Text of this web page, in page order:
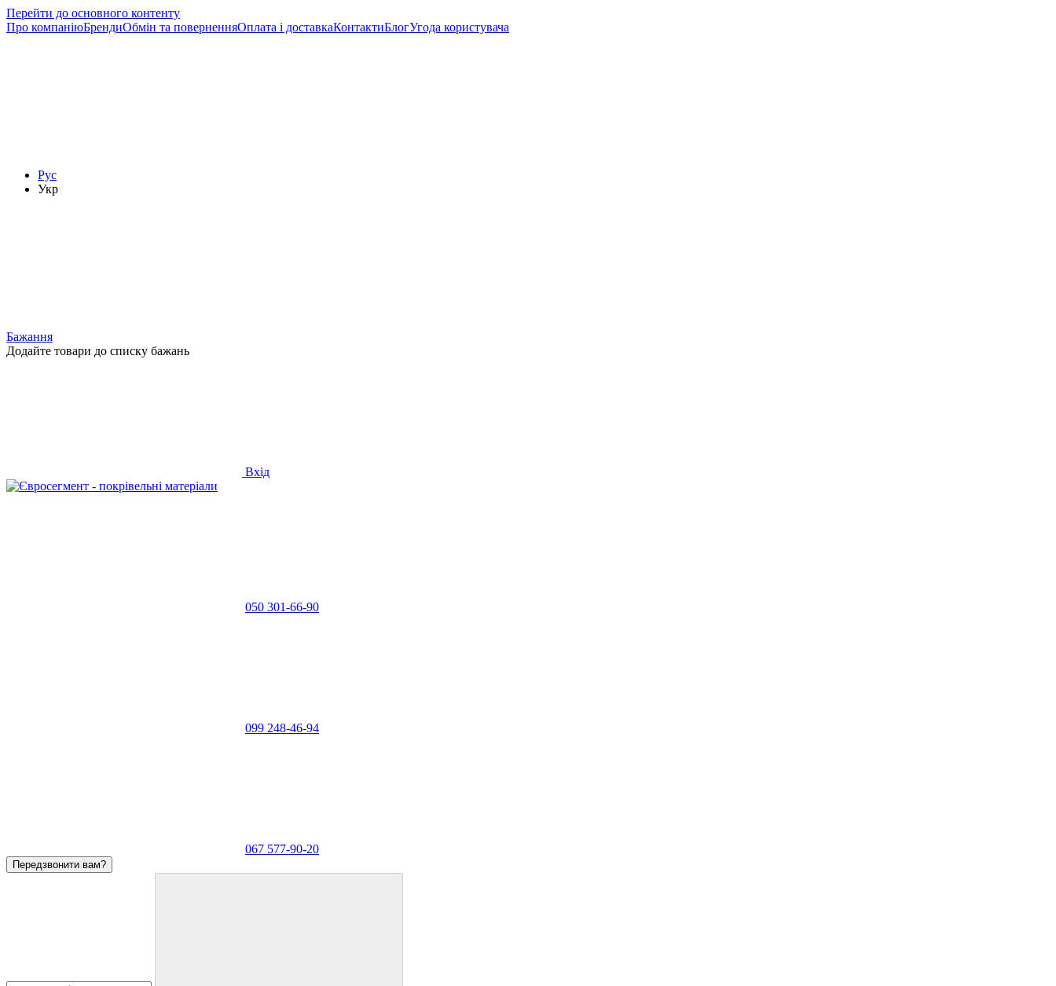
Перейти до основного контенту
Про компаніюБрендиОбмін та поверненняОплата і доставкаКонтактиБлогУгода користувача
Рус
Укр
Бажання
Додайте товари до списку бажань
Вхід
050 301-66-90
099 248-46-94
067 577-90-20
Передзвонити вам?